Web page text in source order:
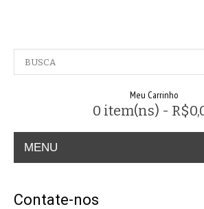
Meu Carrinho
0 item(ns) -
MENU
Contate-nos